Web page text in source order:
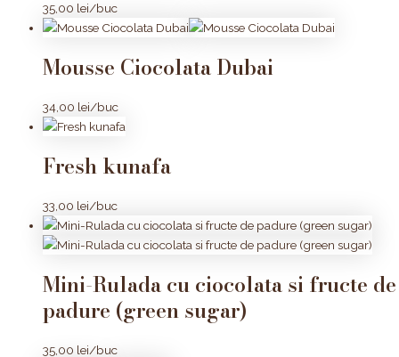
35,00 lei/buc
Mousse Ciocolata Dubai
34,00 lei/buc
Fresh kunafa
33,00 lei/buc
Mini-Rulada cu ciocolata si fructe de
padure (green sugar)
35,00 lei/buc